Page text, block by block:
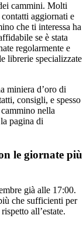
cammini. Molti
aggiornati e
che ti interessa ha
se è stata
regolarmente e
librerie specializzate
miniera d’oro di
consigli, e spesso
nella
pagina di
le giornate più
già alle 17:00.
che sufficienti per
all’estate.